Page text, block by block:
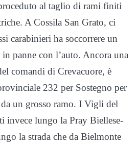
al taglio di rami finiti
A Cossila San Grato, ci
carabinieri ha soccorrere un
panne con l’auto. Ancora una
comandi di Crevacuore, è
232 per Sostegno per
da un grosso ramo. I Vigli del
invece lungo la Pray Biellese-
la strada che da Bielmonte